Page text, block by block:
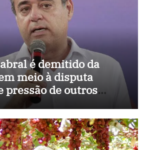
é demitido da
meio à disputa
pressão de outros